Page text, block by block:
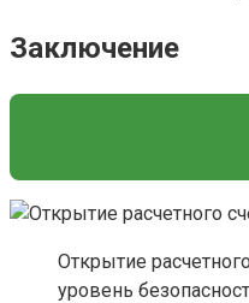
Заключение
Открытие
уровень